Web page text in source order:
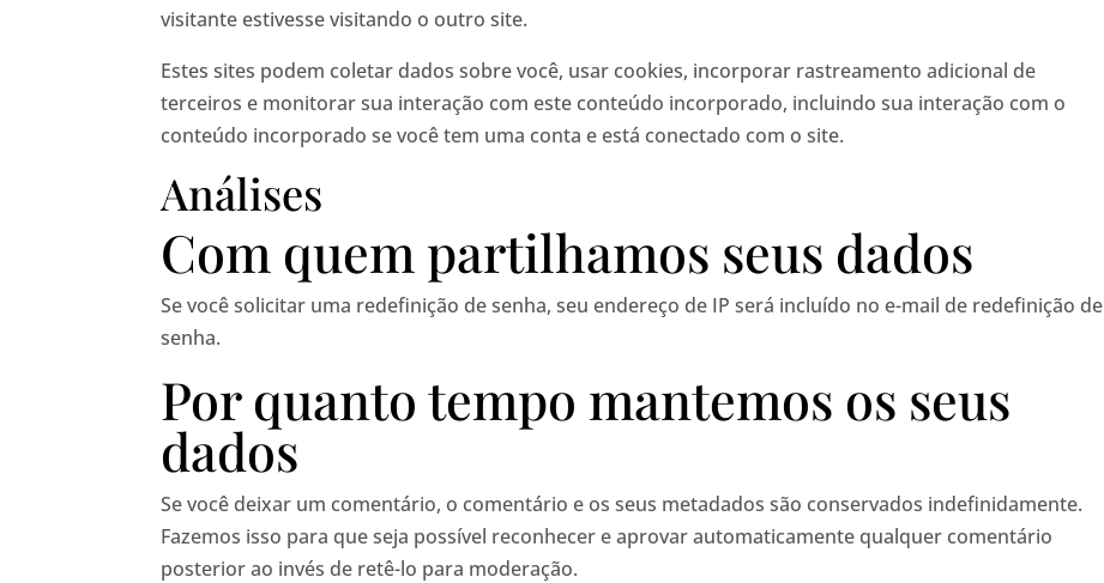
visitante estivesse visitando o outro site.
Estes sites podem coletar dados sobre você, usar cookies, incorporar rastreamento adicional de
terceiros e monitorar sua interação com este conteúdo incorporado, incluindo sua interação com o
conteúdo incorporado se você tem uma conta e está conectado com o site.
Análises
Com quem partilhamos seus dados
Se você solicitar uma redefinição de senha, seu endereço de IP será incluído no e-mail de redefinição de
senha.
Por quanto tempo mantemos os seus
dados
Se você deixar um comentário, o comentário e os seus metadados são conservados indefinidamente.
Fazemos isso para que seja possível reconhecer e aprovar automaticamente qualquer comentário
posterior ao invés de retê-lo para moderação.